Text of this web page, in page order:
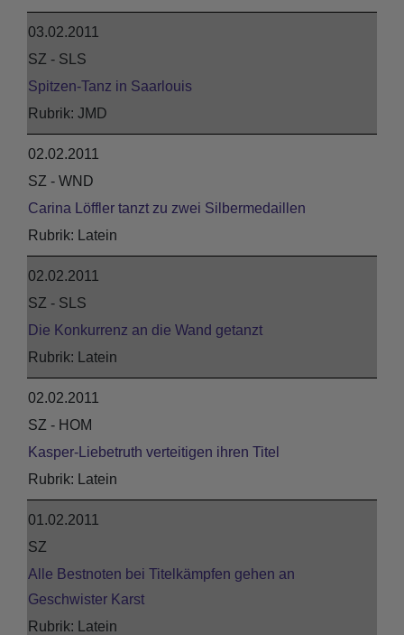
03.02.2011
SZ - SLS
Spitzen-Tanz in Saarlouis
JMD
02.02.2011
SZ - WND
Carina Löffler tanzt zu zwei Silbermedaillen
Latein
02.02.2011
SZ - SLS
Die Konkurrenz an die Wand getanzt
Latein
02.02.2011
SZ - HOM
Kasper-Liebetruth verteitigen ihren Titel
Latein
01.02.2011
SZ
Alle Bestnoten bei Titelkämpfen gehen an
Geschwister Karst
Latein